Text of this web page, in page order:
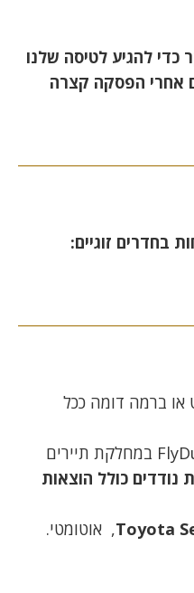
סביב 03:00 בבוקר כדי להגיע לטיסה שלנו
אחרי הפסקה קצרה
16 איש לפחות בחדרים זוגיים:
או ברמה דומה ככל
נודדים כולל הוצאות
Toyota, אוטומטי.